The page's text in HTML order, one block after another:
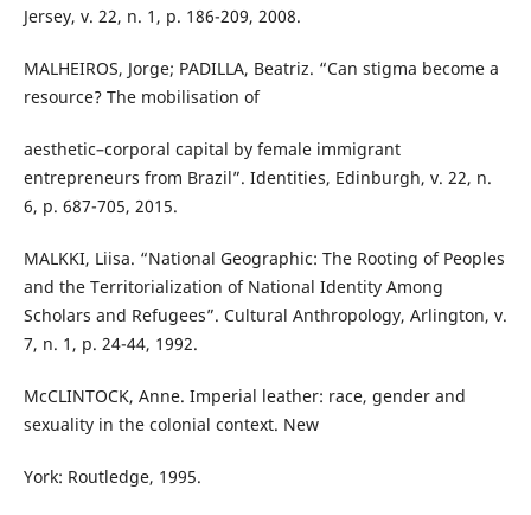
Jersey, v. 22, n. 1, p. 186-209, 2008.
MALHEIROS, Jorge; PADILLA, Beatriz. “Can stigma become a
resource? The mobilisation of
aesthetic–corporal capital by female immigrant
entrepreneurs from Brazil”. Identities, Edinburgh, v. 22, n.
6, p. 687-705, 2015.
MALKKI, Liisa. “National Geographic: The Rooting of Peoples
and the Territorialization of National Identity Among
Scholars and Refugees”. Cultural Anthropology, Arlington, v.
7, n. 1, p. 24-44, 1992.
McCLINTOCK, Anne. Imperial leather: race, gender and
sexuality in the colonial context. New
York: Routledge, 1995.